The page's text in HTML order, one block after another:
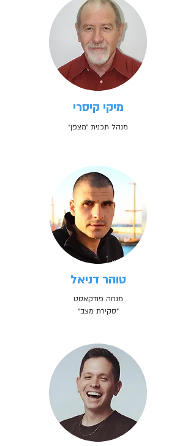
מיקי קיסרי
מנהל תכנית ״מצפן״
טוהר דניאל
מנחה פודקאסט
״סקירת מצב״